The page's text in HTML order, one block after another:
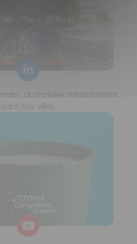
: du mobilier rafraichissant
dans nos villes.